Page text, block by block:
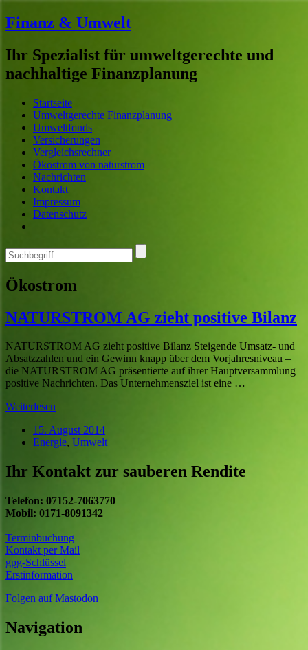
Finanz & Umwelt
Ihr Spezialist für umweltgerechte und
nachhaltige Finanzplanung
Home
Menü
Suche
Startseite
Umweltgerechte Finanzplanung
Umweltfonds
Versicherungen
Vergleichsrechner
Ökostrom von naturstrom
Nachrichten
Kontakt
Impressum
Datenschutz
Search
for
Ökostrom
NATURSTROM AG zieht positive Bilanz
NATURSTROM AG zieht positive Bilanz Steigende Umsatz- und
Absatzzahlen und ein Gewinn knapp über dem Vorjahresniveau –
die NATURSTROM AG präsentierte auf ihrer Hauptversammlung
positive Nachrichten. Das Unternehmensziel ist eine …
Weiterlesen
15. August 2014
Energie, Umwelt
Ihr Kontakt zur sauberen Rendite
Telefon: 07152-7063770
Mobil: 0171-8091342
Terminbuchung
Kontakt per Mail
gpg-Schlüssel
Erstinformation
Folgen auf Mastodon
Navigation